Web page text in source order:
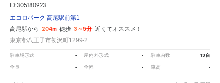
ID:305180923
エコロパーク 高尾駅前第1
高尾駅から 204m 徒歩 3～5分 近くてオススメ！
東京都八王子市初沢町1299-2
駐車場形式 - 屋内外形式 - 駐車台数 13台
全長 - 全幅 - 車高 -